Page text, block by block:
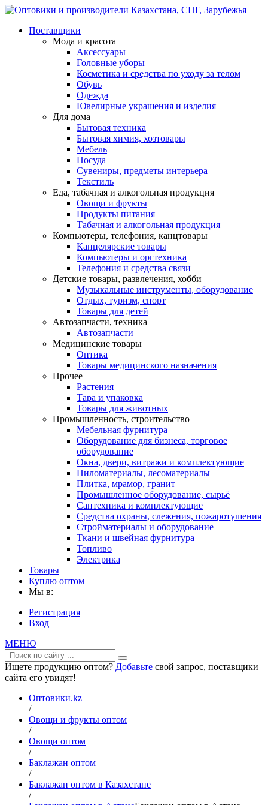
Поставщики
Мода и красота
Аксессуары
Головные уборы
Косметика и средства по уходу за телом
Обувь
Одежда
Ювелирные украшения и изделия
Для дома
Бытовая техника
Бытовая химия, хозтовары
Мебель
Посуда
Сувениры, предметы интерьера
Текстиль
Еда, табачная и алкогольная продукция
Овощи и фрукты
Продукты питания
Табачная и алкогольная продукция
Компьютеры, телефония, канцтовары
Канцелярские товары
Компьютеры и оргтехника
Телефония и средства связи
Детские товары, развлечения, хобби
Музыкальные инструменты, оборудование
Отдых, туризм, спорт
Товары для детей
Автозапчасти, техника
Автозапчасти
Медицинские товары
Оптика
Товары медицинского назначения
Прочее
Растения
Тара и упаковка
Товары для животных
Промышленность, строительство
Мебельная фурнитура
Оборудование для бизнеса, торговое
оборудование
Окна, двери, витражи и комплектующие
Пиломатериалы, лесоматериалы
Плитка, мрамор, гранит
Промышленное оборудование, сырьё
Сантехника и комплектующие
Средства охраны, слежения, пожаротушения
Стройматериалы и оборудование
Ткани и швейная фурнитура
Топливо
Электрика
Товары
Куплю оптом
Мы в:
Регистрация
Вход
МЕНЮ
Ищете продукцию оптом? Добавьте свой запрос, поставщики
сайта его увидят!
Оптовики.kz
/
Овощи и фрукты оптом
/
Овощи оптом
/
Баклажан оптом
/
Баклажан оптом в Казахстане
/